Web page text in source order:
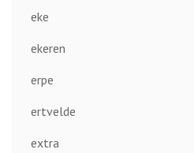
eke
ekeren
erpe
ertvelde
extra